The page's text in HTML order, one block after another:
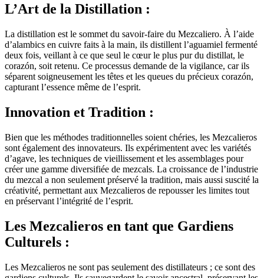
L’Art de la Distillation :
La distillation est le sommet du savoir-faire du Mezcaliero. À l’aide
d’alambics en cuivre faits à la main, ils distillent l’aguamiel fermenté
deux fois, veillant à ce que seul le cœur le plus pur du distillat, le
corazón, soit retenu. Ce processus demande de la vigilance, car ils
séparent soigneusement les têtes et les queues du précieux corazón,
capturant l’essence même de l’esprit.
Innovation et Tradition :
Bien que les méthodes traditionnelles soient chéries, les Mezcalieros
sont également des innovateurs. Ils expérimentent avec les variétés
d’agave, les techniques de vieillissement et les assemblages pour
créer une gamme diversifiée de mezcals. La croissance de l’industrie
du mezcal a non seulement préservé la tradition, mais aussi suscité la
créativité, permettant aux Mezcalieros de repousser les limites tout
en préservant l’intégrité de l’esprit.
Les Mezcalieros en tant que Gardiens
Culturels :
Les Mezcalieros ne sont pas seulement des distillateurs ; ce sont des